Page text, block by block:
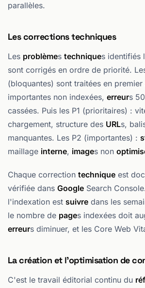
parallèles.
Les corrections techniques
Les problèmes techniques identifiés
sont corrigés en ordre de priorité.
(bloquantes) sont traitées en premier
importantes non indexées, erreurs
cassées. Puis les P1 (prioritaires) :
chargement, structure des URLs,
manquantes. Les P2 (importantes) :
maillage interne, images non
Chaque correction technique est
vérifiée dans Google Search
l'indexation est suivre dans les
le nombre de pages indexées doit
erreurs diminuer, et les Core Web
La création et l'optimisation de
C'est le travail éditorial continu du